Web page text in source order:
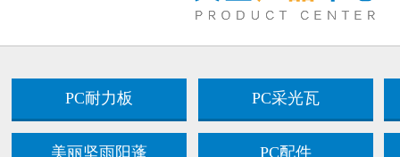
PC耐力板 PC采光瓦
美丽坚雨阳蓬 PC配件